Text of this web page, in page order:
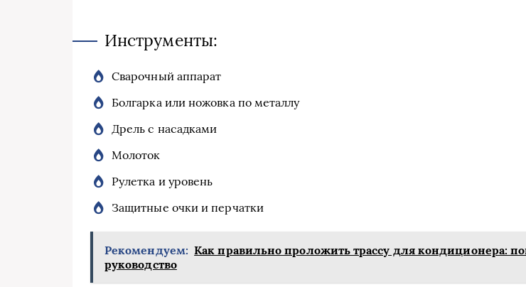
Инструменты:
Сварочный аппарат
Болгарка или ножовка по металлу
Дрель с насадками
Молоток
Рулетка и уровень
Защитные очки и перчатки
Рекомендуем: Как правильно проложить трассу для кондиционера:
руководство